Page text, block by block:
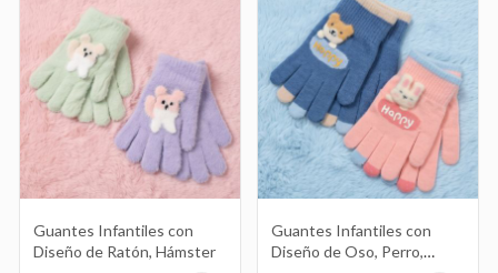
Mate Redondo Blanco con Tapa Anti
Vuelco Diseño de Argentina Amor por
Estos Colores
$ 8.490
Mate con Manija Cuadrado Blanco
Nevado Estampado con Diseño de
$ 5.890
Guantes Infantiles con
Diseño de Ratón, Hámster
Guantes Infantiles con
Diseño de Oso, Perro,